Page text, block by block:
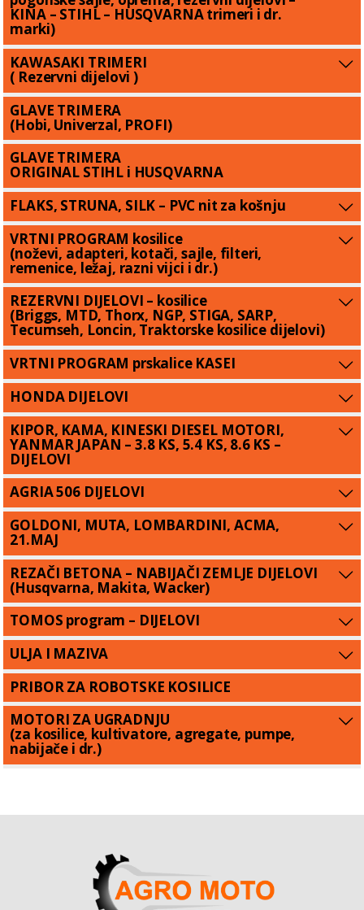
KINA – STIHL – HUSQVARNA trimeri i dr.
marki)
KAWASAKI TRIMERI
( Rezervni dijelovi )
GLAVE TRIMERA
(Hobi, Univerzal, PROFI)
GLAVE TRIMERA
ORIGINAL STIHL i HUSQVARNA
FLAKS, STRUNA, SILK – PVC nit za košnju
VRTNI PROGRAM kosilice
(noževi, adapteri, kotači, sajle, filteri,
remenice, ležaj, razni vijci i dr.)
REZERVNI DIJELOVI – kosilice
(Briggs, MTD, Thorx, NGP, STIGA, SARP,
Tecumseh, Loncin, Traktorske kosilice dijelovi)
VRTNI PROGRAM prskalice KASEI
HONDA DIJELOVI
KIPOR, KAMA, KINESKI DIESEL MOTORI,
YANMAR JAPAN – 3.8 KS, 5.4 KS, 8.6 KS –
DIJELOVI
AGRIA 506 DIJELOVI
GOLDONI, MUTA, LOMBARDINI, ACMA,
21.MAJ
REZAČI BETONA – NABIJAČI ZEMLJE DIJELOVI
(Husqvarna, Makita, Wacker)
TOMOS program – DIJELOVI
ULJA I MAZIVA
PRIBOR ZA ROBOTSKE KOSILICE
MOTORI ZA UGRADNJU
(za kosilice, kultivatore, agregate, pumpe,
nabijače i dr.)